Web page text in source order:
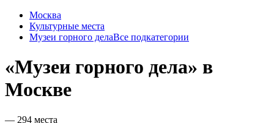
Москва
Культурные места
Музеи горного делаВсе подкатегории
«Музеи горного дела» в
Москве
— 294 места